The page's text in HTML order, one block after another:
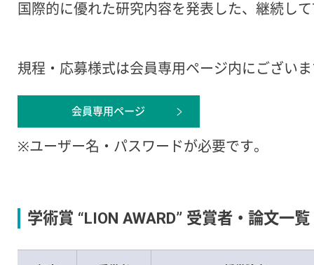
国際的に優れた研究内容を発表した、継続し
規程・応募様式は会員専用ページ内にござい
会員専用ページ
※ユーザー名・パスワードが必要です。
学術賞 “LION AWARD” 受賞者・論文一覧